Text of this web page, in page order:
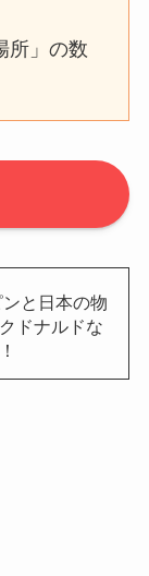
所」の数
ンと日本の物
ドナルドな